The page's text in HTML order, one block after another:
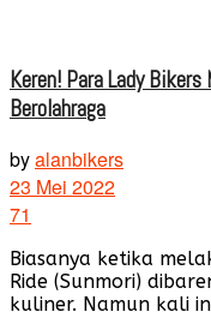
Keren! Para Lady
Berolahraga
byalanbikers
23 Mei 2022
71
Biasanya ketika
Ride (Sunmori)
kuliner. Namun kali